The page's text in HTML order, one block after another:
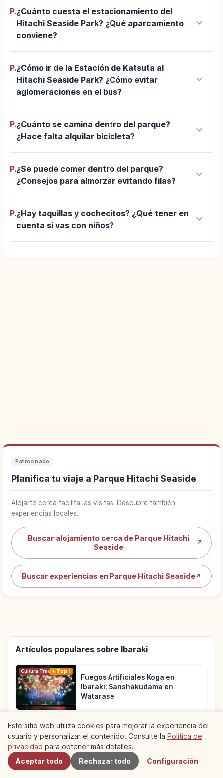
P.¿Cuánto cuesta el estacionamiento del
Hitachi Seaside Park? ¿Qué aparcamiento
conviene?
keyboard_arrow_down
P.¿Cómo ir de la Estación de Katsuta al
Hitachi Seaside Park? ¿Cómo evitar
aglomeraciones en el bus?
keyboard_arrow_down
P.¿Cuánto se camina dentro del parque?
¿Hace falta alquilar bicicleta?
keyboard_arrow_down
P.¿Se puede comer dentro del parque?
¿Consejos para almorzar evitando filas?
keyboard_arrow_down
P.¿Hay taquillas y cochecitos? ¿Qué tener en
cuenta si vas con niños?
keyboard_arrow_down
Patrocinado
Planifica tu viaje a Parque Hitachi Seaside
Alojarte cerca facilita las visitas. Descubre también
experiencias locales.
Buscar alojamiento cerca de Parque Hitachi
Seaside
↗
Buscar experiencias en Parque Hitachi Seaside↗
Artículos populares sobre Ibaraki
Cultura Tradicional
Top 1
Fuegos Artificiales Koga en
Ibaraki: Sanshakudama en
Watarase
Estación Hitachi en Ibaraki:
'Estación con Vistas al Mar'
Viaje Top 3
Cercanos
Este sitio web utiliza cookies para mejorar la experiencia del
usuario y personalizar el contenido. Consulte la Política de
privacidad para obtener más detalles.
Aceptar todo
Rechazar todo Configuración